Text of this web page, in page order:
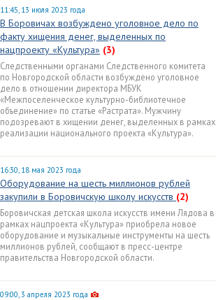
11:45, 13 июля 2023 года
В Боровичах возбуждено уголовное дело по
факту хищения денег, выделенных по
нацпроекту «Культура» (3)
Следственными органами Следственного комитета
по Новгородской области возбуждено уголовное
дело в отношении директора МБУК
«Межпоселенческое культурно-библиотечное
объединение» по статье «Растрата». Мужчину
подозревают в хищении денег, выделенных в рамках
реализации национального проекта «Культура».
16:30, 18 мая 2023 года
Оборудование на шесть миллионов рублей
закупили в Боровичскую школу искусств (2)
Боровичская детская школа искусств имени Лядова в
рамках нацпроекта «Культура» приобрела новое
оборудование и музыкальные инструменты на шесть
миллионов рублей, сообщают в пресс-центре
правительства Новгородской области.
09:00, 3 апреля 2023 года